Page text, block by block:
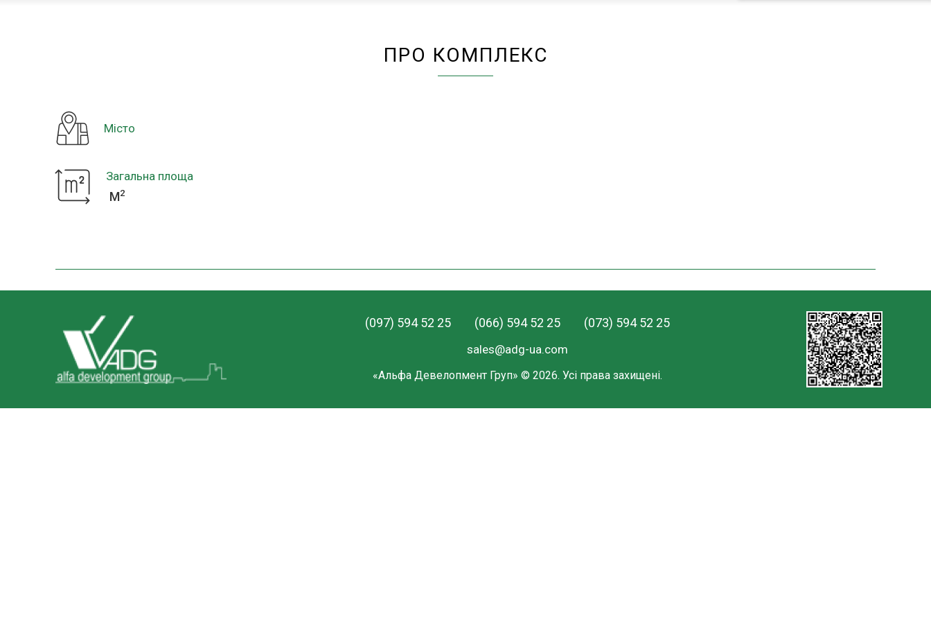
ПРО КОМПЛЕКС
Місто
Загальна площа
M2
(097) 594 52 25 (066) 594 52 25 (073) 594 52 25
sales@adg-ua.com
«Альфа Девелопмент Груп» © 2026. Усі права захищені.